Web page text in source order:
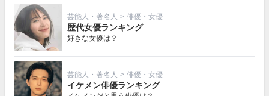
芸能人・著名人 > 俳優・女優
歴代女優ランキング
好きな女優は？
芸能人・著名人 > 俳優・女優
イケメン俳優ランキング